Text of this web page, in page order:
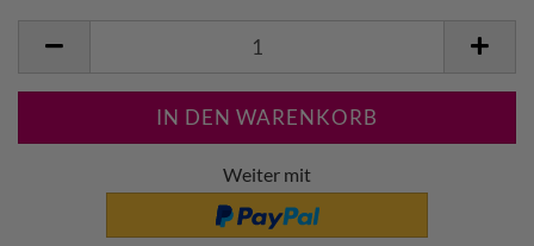
Weiter mit